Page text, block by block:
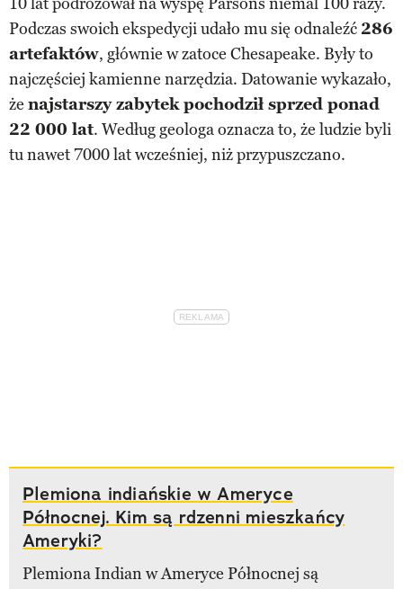
Podczas swoich ekspedycji udało mu się odnaleźć 286
artefaktów, głównie w zatoce Chesapeake. Były to
najczęściej kamienne narzędzia. Datowanie wykazało,
że najstarszy zabytek pochodził sprzed ponad
22 000 lat. Według geologa oznacza to, że ludzie byli
tu nawet 7000 lat wcześniej, niż przypuszczano.
Plemiona indiańskie w Ameryce
Północnej. Kim są rdzenni mieszkańcy
Ameryki?
Plemiona Indian w Ameryce Północnej są